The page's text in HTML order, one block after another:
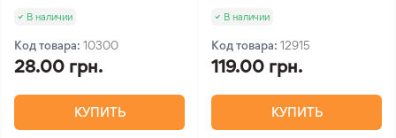
В наличии
Код товара: 10300
28.00 грн.
КУПИТЬ
В наличии
Код товара: 12915
119.00 грн.
КУПИТЬ